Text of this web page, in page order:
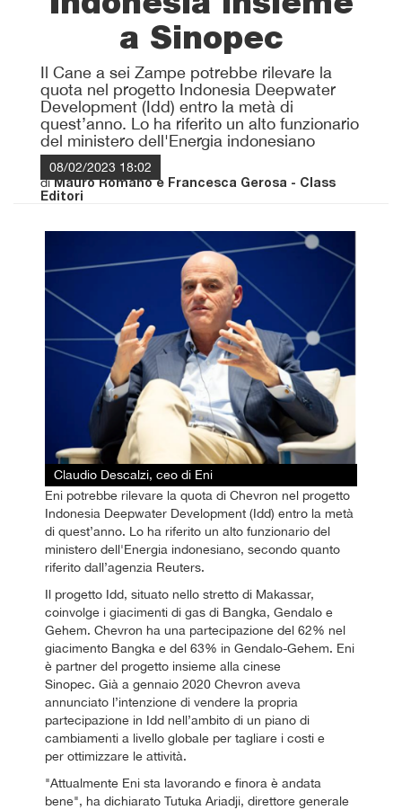
a Sinopec
Il Cane a sei Zampe potrebbe rilevare la
quota nel progetto Indonesia Deepwater
Development (Idd) entro la metà di
quest’anno. Lo ha riferito un alto funzionario
del ministero dell'Energia indonesiano
08/02/2023 18:02
diMauro Romano e Francesca Gerosa - Class
Editori
Claudio Descalzi, ceo di Eni
Eni potrebbe rilevare la quota di Chevron nel progetto
Indonesia Deepwater Development (Idd) entro la metà
di quest’anno. Lo ha riferito un alto funzionario del
ministero dell'Energia indonesiano, secondo quanto
riferito dall’agenzia Reuters.
Il progetto Idd, situato nello stretto di Makassar,
coinvolge i giacimenti di gas di Bangka, Gendalo e
Gehem. Chevron ha una partecipazione del 62% nel
giacimento Bangka e del 63% in Gendalo-Gehem. Eni
è partner del progetto insieme alla cinese
Sinopec. Già a gennaio 2020 Chevron aveva
annunciato l’intenzione di vendere la propria
partecipazione in Idd nell’ambito di un piano di
cambiamenti a livello globale per tagliare i costi e
per ottimizzare le attività.
"Attualmente Eni sta lavorando e finora è andata
bene", ha dichiarato Tutuka Ariadji, direttore generale